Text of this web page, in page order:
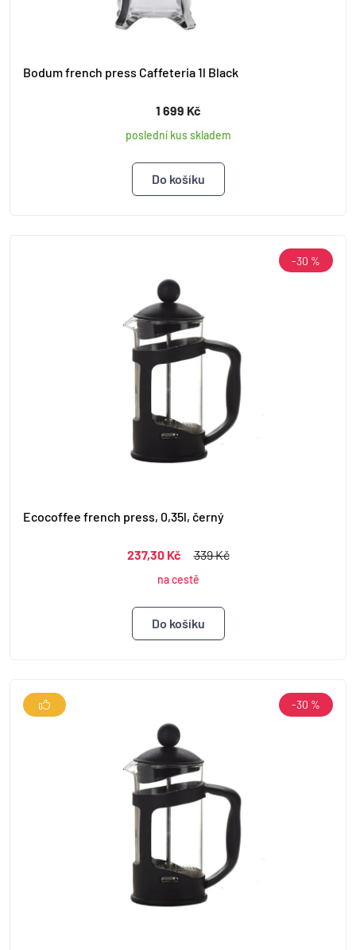
Bodum french press Caffeteria 1l Black
1 699 Kč
poslední kus skladem
Ecocoffee french press, 0,35l, černý
237,30 Kč 339 Kč
na cestě
-30 %
-30 %